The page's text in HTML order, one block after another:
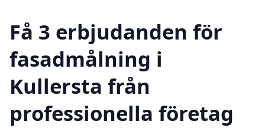
Få 3 erbjudanden för
fasadmålning i
Kullersta från
professionella företag